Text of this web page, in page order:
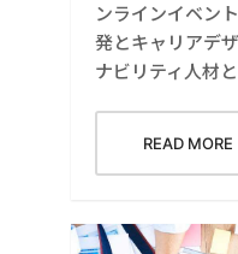
ンラインイベン
発とキャリアデ
ナビリティ人材
READ MORE